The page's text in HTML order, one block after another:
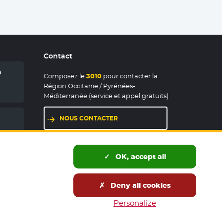
Contact
Composez le3010pour contacter la
Région Occitanie / Pyrénées-
Méditerranée (service et appel gratuits)
NOUS CONTACTER
LES MAISONS DE RÉGION
Accessibilité : partiellement conforme
OK, accept all
Deny all cookies
Personalize